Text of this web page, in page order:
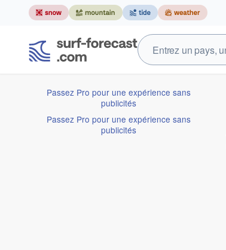
Passez Pro pour une expérience sans
publicités
Passez Pro pour une expérience sans
publicités